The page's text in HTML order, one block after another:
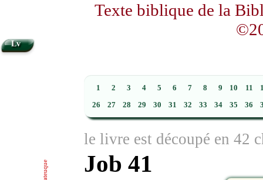
Texte biblique de la
1 2 3 4 5 6 7 8 9 10 11
26 27 28 29 30 31 32 33 34 35 36
le livre est découpé en 42
Job 41
Lv